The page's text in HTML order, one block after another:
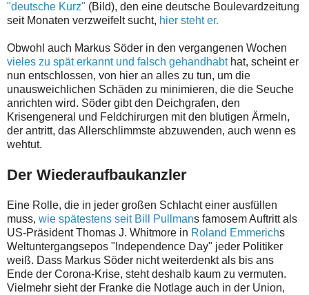
"deutsche Kurz" (Bild), den eine deutsche Boulevardzeitung
seit Monaten verzweifelt sucht, hier steht er.
Obwohl auch Markus Söder in den vergangenen Wochen
vieles zu spät erkannt und falsch gehandhabt hat, scheint er
nun entschlossen, von hier an alles zu tun, um die
unausweichlichen Schäden zu minimieren, die die Seuche
anrichten wird. Söder gibt den Deichgrafen, den
Krisengeneral und Feldchirurgen mit den blutigen Ärmeln,
der antritt, das Allerschlimmste abzuwenden, auch wenn es
wehtut.
Der Wiederaufbaukanzler
Eine Rolle, die in jeder großen Schlacht einer ausfüllen
muss, wie spätestens seit Bill Pullmans famosem Auftritt als
US-Präsident Thomas J. Whitmore in Roland Emmerichs
Weltuntergangsepos "Independence Day" jeder Politiker
weiß. Dass Markus Söder nicht weiterdenkt als bis ans
Ende der Corona-Krise, steht deshalb kaum zu vermuten.
Vielmehr sieht der Franke die Notlage auch in der Union,